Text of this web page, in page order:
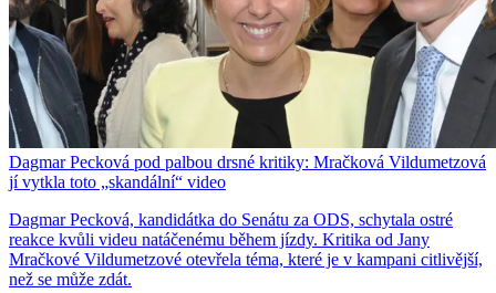
Dagmar Pecková pod palbou drsné kritiky: Mračková Vildumetzová
jí vytkla toto „skandální“ video
Dagmar Pecková, kandidátka do Senátu za ODS, schytala ostré
reakce kvůli videu natáčenému během jízdy. Kritika od Jany
Mračkové Vildumetzové otevřela téma, které je v kampani citlivější,
než se může zdát.